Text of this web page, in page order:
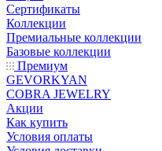
Сертификаты
Коллекции
Премиальные коллекции
Базовые коллекции
Премиум
GEVORKYAN
COBRA JEWELRY
Акции
Как купить
Условия оплаты